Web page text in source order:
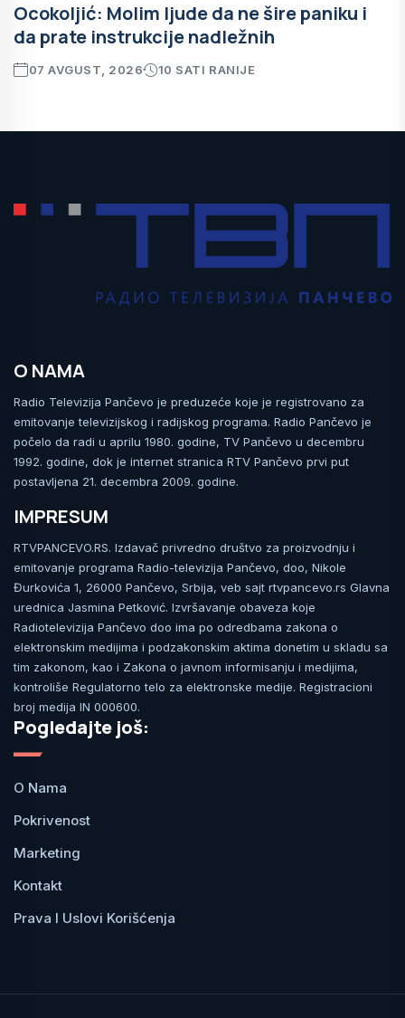
Ocokoljić: Molim ljude da ne šire paniku i
da prate instrukcije nadležnih
07 AVGUST, 2026 10 SATI RANIJE
O NAMA
Radio Televizija Pančevo je preduzeće koje je registrovano za
emitovanje televizijskog i radijskog programa. Radio Pančevo je
počelo da radi u aprilu 1980. godine, TV Pančevo u decembru
1992. godine, dok je internet stranica RTV Pančevo prvi put
postavljena 21. decembra 2009. godine.
IMPRESUM
RTVPANCEVO.RS. Izdavač privredno društvo za proizvodnju i
emitovanje programa Radio-televizija Pančevo, doo, Nikole
Đurkovića 1, 26000 Pančevo, Srbija, veb sajt rtvpancevo.rs Glavna
urednica Jasmina Petković. Izvršavanje obaveza koje
Radiotelevizija Pančevo doo ima po odredbama zakona o
elektronskim medijima i podzakonskim aktima donetim u skladu sa
tim zakonom, kao i Zakona o javnom informisanju i medijima,
kontroliše Regulatorno telo za elektronske medije. Registracioni
broj medija IN 000600.
Pogledajte još:
O Nama
Pokrivenost
Marketing
Kontakt
Prava I Uslovi Korišćenja